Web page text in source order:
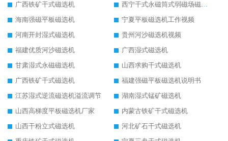
广西铁矿干式磁选机
西宁干式永磁筒式弱磁场磁选机结构图
海南强磁平板磁选机
宁夏平板磁选机工作视频
河南开封湿式磁选机
贵州河沙磁选机视频
福建优质河沙磁选机
广西湿式磁选机
甘肃湿式永磁磁选机
山西求购干式磁选机
广西铁矿干式磁选机
福建强磁平板磁选机说明书
江苏湿式逆流磁选机溢流调节
湖南湿式锰矿磁选机
山西高梯度平板磁选机厂家
内蒙古铁矿干式磁选机
山西干粉立式磁选机
河北矿石干式磁选机